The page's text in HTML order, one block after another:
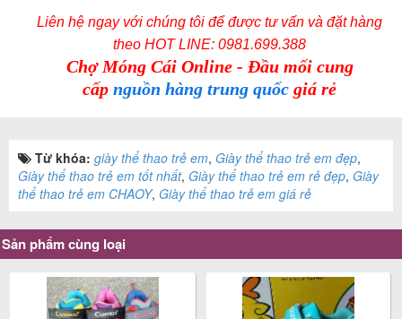
Liên hệ ngay với chúng tôi để được tư vấn và đặt hàng
theoHOT LINE: 0981.699.388
Chợ Móng Cái Online - Đầu mối cung
cấpnguồn hàng trung quốc giá rẻ
Từ khóa: giày thể thao trẻ em, Giày thể thao trẻ em đẹp,
Giày thể thao trẻ em tốt nhất, Giày thể thao trẻ em rẻ đẹp, Giày
thể thao trẻ em CHAOY, Giày thể thao trẻ em giá rẻ
Sản phẩm cùng loại